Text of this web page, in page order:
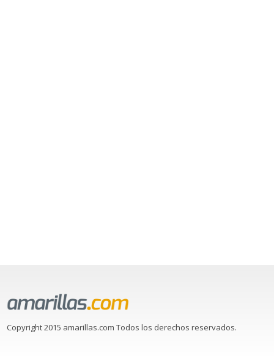
Copyright 2015 amarillas.com Todos los derechos reservados.